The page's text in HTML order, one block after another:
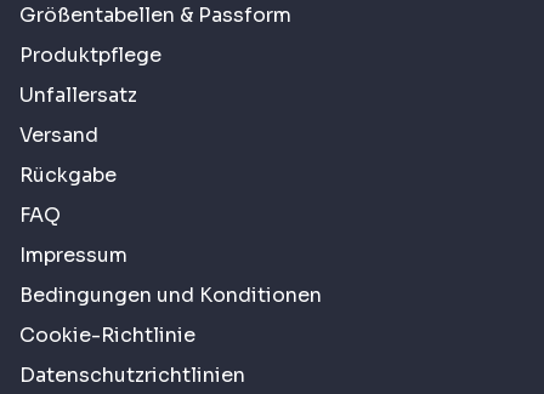
Größentabellen & Passform
Produktpflege
Unfallersatz
Versand
Rückgabe
FAQ
Impressum
Bedingungen und Konditionen
Cookie-Richtlinie
Datenschutzrichtlinien